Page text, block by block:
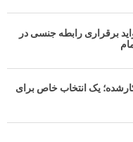
برقراری رابطه جنسی در
یک انتخاب خاص برای